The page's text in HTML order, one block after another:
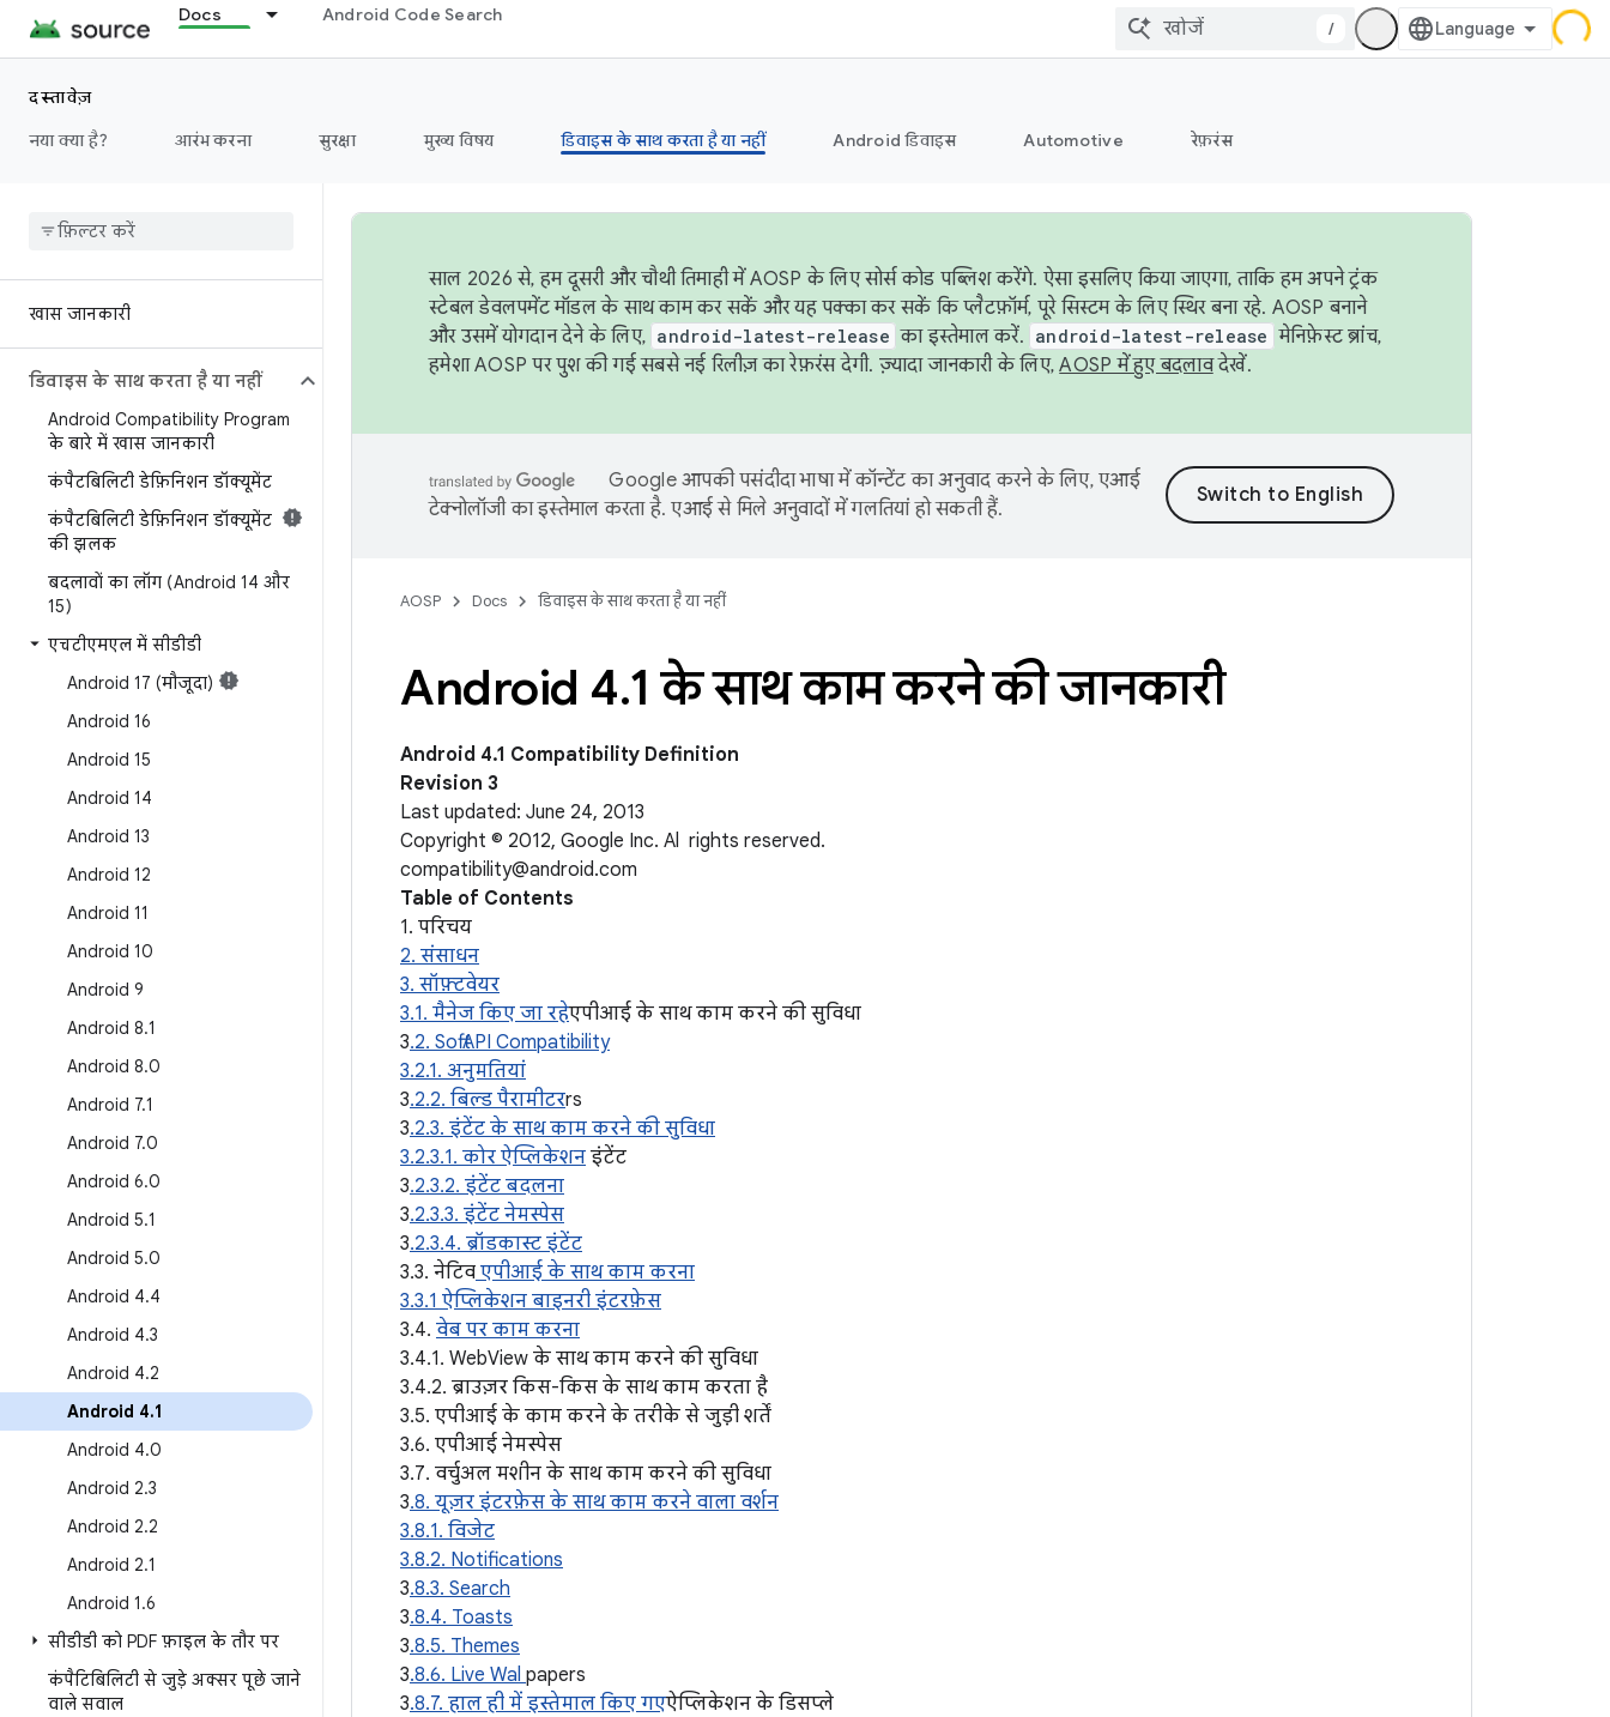
Docs Android Code Search
/
दस्तावेज़
नया क्या है?
आरंभ करना सुरक्षा मुख्य विषय डिवाइस के साथ करता है या नहीं Android डिवाइस Automotive रेफ़रंस
खास जानकारी
डिवाइस के साथ करता है या नहीं
Android Compatibility Program
के बारे में खास जानकारी
कंपैटबिलिटी डेफ़िनिशन डॉक्यूमेंट
कंपैटबिलिटी डेफ़िनिशन डॉक्यूमेंट
की झलक
बदलावों का लॉग (Android 14 और
15)
एचटीएमएल में सीडीडी
Android 17 (मौजूदा)
Android 16
Android 15
Android 14
Android 13
Android 12
Android 11
Android 10
Android 9
Android 8.1
Android 8.0
Android 7.1
Android 7.0
Android 6.0
Android 5.1
Android 5.0
Android 4.4
Android 4.3
Android 4.2
Android 4.1
Android 4.0
Android 2.3
Android 2.2
Android 2.1
Android 1.6
सीडीडी को PDF फ़ाइल के तौर पर
कंपैटिबिलिटी से जुड़े अक्सर पूछे जाने
वाले सवाल
साल 2026 से, हम दूसरी और चौथी तिमाही में AOSP के लिए सोर्स कोड पब्लिश करेंगे. ऐसा इसलिए किया जाएगा, ताकि हम अपने ट्रंक
स्टेबल डेवलपमेंट मॉडल के साथ काम कर सकें और यह पक्का कर सकें कि प्लैटफ़ॉर्म, पूरे सिस्टम के लिए स्थिर बना रहे. AOSP बनाने
और उसमें योगदान देने के लिए, android-latest-release का इस्तेमाल करें. android-latest-release मेनिफ़ेस्ट ब्रांच,
हमेशा AOSP पर पुश की गई सबसे नई रिलीज़ का रेफ़रंस देगी. ज़्यादा जानकारी के लिए,AOSP में हुए बदलावदेखें.
Google आपकी पसंदीदा भाषा में कॉन्टेंट का अनुवाद करने के लिए, एआई
टेक्नोलॉजी का इस्तेमाल करता है. एआई से मिले अनुवादों में गलतियां हो सकती हैं.
AOSP Docs डिवाइस के साथ करता है या नहीं
Android 4.1 के साथ काम करने की जानकारी
Android 4.1 Compatibility Definition
Revision 3
Last updated: June 24, 2013
Copyright © 2012, Google Inc. Al rights reserved.
compatibility@android.com
Table of Contents
1. परिचय
2. संसाधन
3. सॉफ़्टवेयर
3.1. मैनेज किए जा रहेएपीआई के साथ काम करने की सुविधा
3.2. Soft API Compatibility
3.2.1. अनुमतियां
3.2.2. बिल्ड पैरामीटरrs
3.2.3. इंटेंट के साथ काम करने की सुविधा
3.2.3.1. कोर ऐप्लिकेशन इंटेंट
3.2.3.2. इंटेंट बदलना
3.2.3.3. इंटेंट नेमस्पेस
3.2.3.4. ब्रॉडकास्ट इंटेंट
3.3. नेटिव एपीआई के साथ काम करना
3.3.1 ऐप्लिकेशन बाइनरी इंटरफ़ेस
3.4. वेब पर काम करना
3.4.1. WebView के साथ काम करने की सुविधा
3.4.2. ब्राउज़र किस-किस के साथ काम करता है
3.5. एपीआई के काम करने के तरीके से जुड़ी शर्तें
3.6. एपीआई नेमस्पेस
3.7. वर्चुअल मशीन के साथ काम करने की सुविधा
3.8. यूज़र इंटरफ़ेस के साथ काम करने वाला वर्शन
3.8.1. विजेट
3.8.2. Notifications
3.8.3. Search
3.8.4. Toasts
3.8.5. Themes
3.8.6. Live Wal papers
3.8.7. हाल ही में इस्तेमाल किए गएऐप्लिकेशन के डिसप्ले